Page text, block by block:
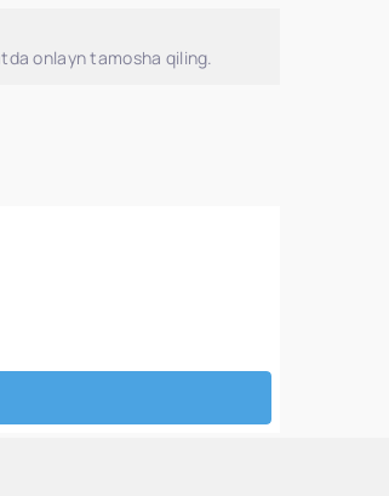
onlayn tamosha qiling.